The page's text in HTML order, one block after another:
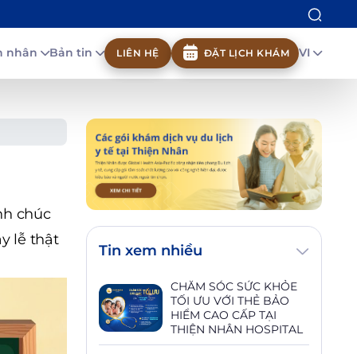
nhân Bản tin LIÊN HỆ ĐẶT LỊCH KHÁM VI
chúc
lễ thật
Tin xem nhiều
CHĂM SÓC SỨC KHỎE
TỐI ƯU VỚI THẺ BẢO
HIỂM CAO CẤP TẠI
THIỆN NHÂN HOSPITAL